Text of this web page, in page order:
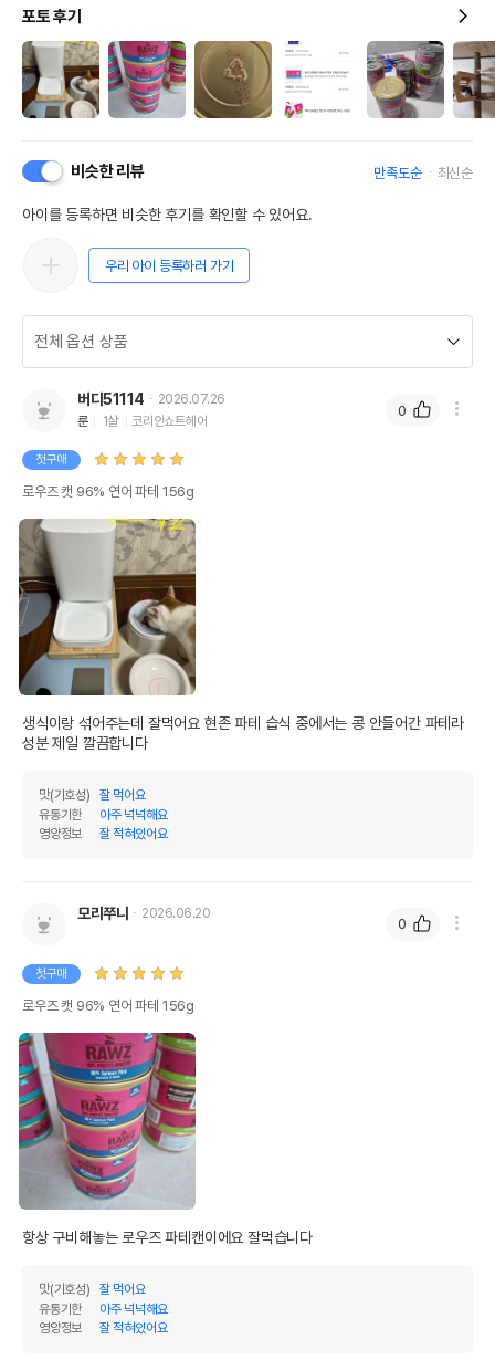
포토 후기
비슷한 리뷰 만족도순 최신순
아이를 등록하면 비슷한 후기를 확인할 수 있어요.
우리 아이 등록하러 가기
버디51114
2026.07.26
룬
1살 코리안쇼트헤어
첫구매
로우즈 캣 96% 연어 파테 156g
생식이랑 섞어주는데 잘먹어요 현존 파테 습식 중에서는 콩 안들어간 파테라
성분 제일 깔끔합니다
맛(기호성)
잘 먹어요
유통기한
아주 넉넉해요
영양정보
잘 적혀있어요
0
모리쭈니 2026.06.20
첫구매
로우즈 캣 96% 연어 파테 156g
항상 구비해놓는 로우즈 파테캔이에요 잘먹습니다
맛(기호성)
잘 먹어요
유통기한
아주 넉넉해요
영양정보
잘 적혀있어요
0